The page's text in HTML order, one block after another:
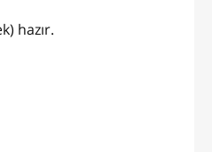
hazır.